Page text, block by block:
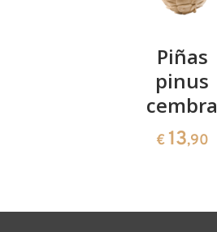
Piñas
pinus
cembra
€ 13,90